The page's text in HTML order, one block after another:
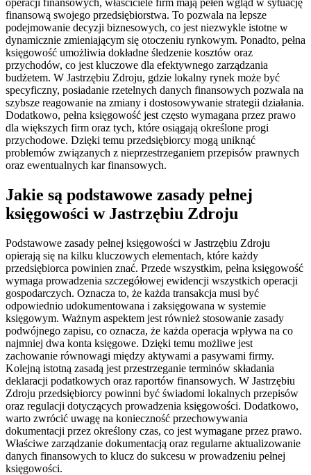
finansową swojego przedsiębiorstwa. To pozwala na lepsze
podejmowanie decyzji biznesowych, co jest niezwykle istotne w
dynamicznie zmieniającym się otoczeniu rynkowym. Ponadto, pełna
księgowość umożliwia dokładne śledzenie kosztów oraz
przychodów, co jest kluczowe dla efektywnego zarządzania
budżetem. W Jastrzębiu Zdroju, gdzie lokalny rynek może być
specyficzny, posiadanie rzetelnych danych finansowych pozwala na
szybsze reagowanie na zmiany i dostosowywanie strategii działania.
Dodatkowo, pełna księgowość jest często wymagana przez prawo
dla większych firm oraz tych, które osiągają określone progi
przychodowe. Dzięki temu przedsiębiorcy mogą uniknąć
problemów związanych z nieprzestrzeganiem przepisów prawnych
oraz ewentualnych kar finansowych.
Jakie są podstawowe zasady pełnej
księgowości w Jastrzębiu Zdroju
Podstawowe zasady pełnej księgowości w Jastrzębiu Zdroju
opierają się na kilku kluczowych elementach, które każdy
przedsiębiorca powinien znać. Przede wszystkim, pełna księgowość
wymaga prowadzenia szczegółowej ewidencji wszystkich operacji
gospodarczych. Oznacza to, że każda transakcja musi być
odpowiednio udokumentowana i zaksięgowana w systemie
księgowym. Ważnym aspektem jest również stosowanie zasady
podwójnego zapisu, co oznacza, że każda operacja wpływa na co
najmniej dwa konta księgowe. Dzięki temu możliwe jest
zachowanie równowagi między aktywami a pasywami firmy.
Kolejną istotną zasadą jest przestrzeganie terminów składania
deklaracji podatkowych oraz raportów finansowych. W Jastrzębiu
Zdroju przedsiębiorcy powinni być świadomi lokalnych przepisów
oraz regulacji dotyczących prowadzenia księgowości. Dodatkowo,
warto zwrócić uwagę na konieczność przechowywania
dokumentacji przez określony czas, co jest wymagane przez prawo.
Właściwe zarządzanie dokumentacją oraz regularne aktualizowanie
danych finansowych to klucz do sukcesu w prowadzeniu pełnej
księgowości.